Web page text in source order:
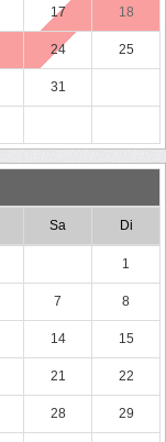
17 18
24 25
31
Sa Di
1
7 8
14 15
21 22
28 29